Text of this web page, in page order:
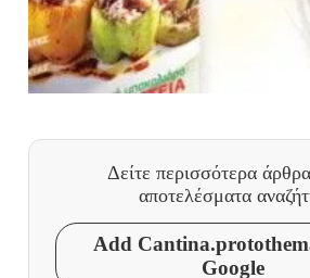
Δείτε περισσότερα
αποτελέσματα
Add
Google